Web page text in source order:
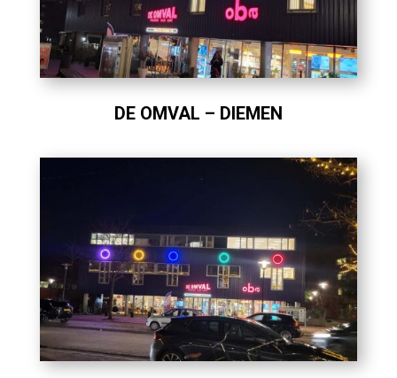
DE OMVAL – DIEMEN